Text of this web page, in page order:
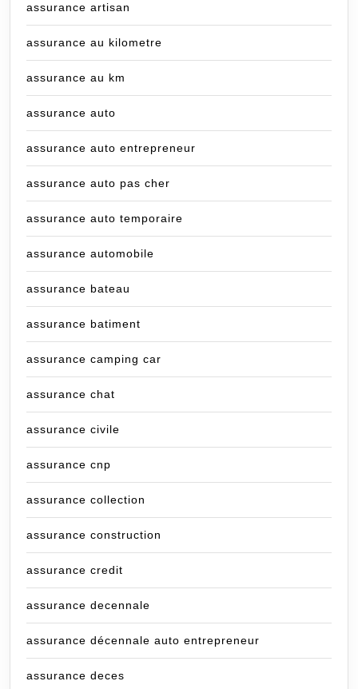
assurance artisan
assurance au kilometre
assurance au km
assurance auto
assurance auto entrepreneur
assurance auto pas cher
assurance auto temporaire
assurance automobile
assurance bateau
assurance batiment
assurance camping car
assurance chat
assurance civile
assurance cnp
assurance collection
assurance construction
assurance credit
assurance decennale
assurance décennale auto entrepreneur
assurance deces